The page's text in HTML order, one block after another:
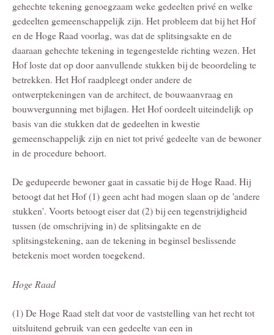
gehechte tekening genoegzaam weke gedeelten privé en welke
gedeelten gemeenschappelijk zijn. Het probleem dat bij het Hof
en de Hoge Raad voorlag, was dat de splitsingsakte en de
daaraan gehechte tekening in tegengestelde richting wezen. Het
Hof loste dat op door aanvullende stukken bij de beoordeling te
betrekken. Het Hof raadpleegt onder andere de
ontwerptekeningen van de architect, de bouwaanvraag en
bouwvergunning met bijlagen. Het Hof oordeelt uiteindelijk op
basis van die stukken dat de gedeelten in kwestie
gemeenschappelijk zijn en niet tot privé gedeelte van de bewoner
in de procedure behoort.
De gedupeerde bewoner gaat in cassatie bij de Hoge Raad. Hij
betoogt dat het Hof (1) geen acht had mogen slaan op de 'andere
stukken'. Voorts betoogt eiser dat (2) bij een tegenstrijdigheid
tussen (de omschrijving in) de splitsingakte en de
splitsingstekening, aan de tekening in beginsel beslissende
betekenis moet worden toegekend.
Hoge Raad
(1) De Hoge Raad stelt dat voor de vaststelling van het recht tot
uitsluitend gebruik van een gedeelte van een in